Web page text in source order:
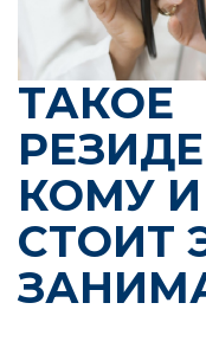
ТАКОЕ
КОМУ
СТОИТ